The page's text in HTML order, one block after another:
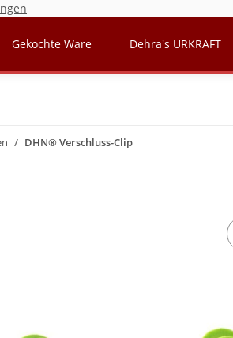
Gekochte Ware Dehra's URKRAFT
DHN® Verschluss-Clip